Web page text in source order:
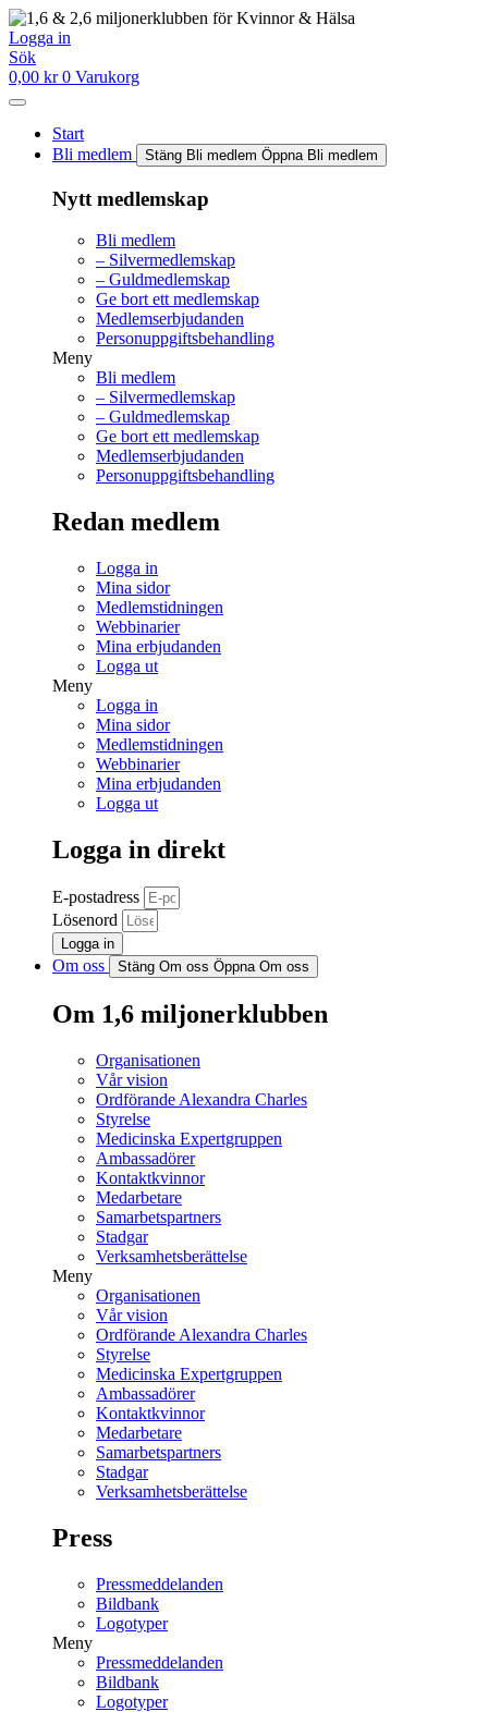
Hoppa
till
innehåll
Logga in
Sök
0,00 kr 0 Varukorg
Start
Bli medlem
Stäng Bli medlem Öppna Bli medlem
Nytt medlemskap
Bli medlem
– Silvermedlemskap
– Guldmedlemskap
Ge bort ett medlemskap
Medlemserbjudanden
Personuppgiftsbehandling
Meny
Bli medlem
– Silvermedlemskap
– Guldmedlemskap
Ge bort ett medlemskap
Medlemserbjudanden
Personuppgiftsbehandling
Redan medlem
Logga in
Mina sidor
Medlemstidningen
Webbinarier
Mina erbjudanden
Logga ut
Meny
Logga in
Mina sidor
Medlemstidningen
Webbinarier
Mina erbjudanden
Logga ut
Logga in direkt
E-postadress
Lösenord
Logga in
Om oss Stäng Om oss Öppna Om oss
Om 1,6 miljonerklubben
Organisationen
Vår vision
Ordförande Alexandra Charles
Styrelse
Medicinska Expertgruppen
Ambassadörer
Kontaktkvinnor
Medarbetare
Samarbetspartners
Stadgar
Verksamhetsberättelse
Meny
Organisationen
Vår vision
Ordförande Alexandra Charles
Styrelse
Medicinska Expertgruppen
Ambassadörer
Kontaktkvinnor
Medarbetare
Samarbetspartners
Stadgar
Verksamhetsberättelse
Press
Pressmeddelanden
Bildbank
Logotyper
Meny
Pressmeddelanden
Bildbank
Logotyper